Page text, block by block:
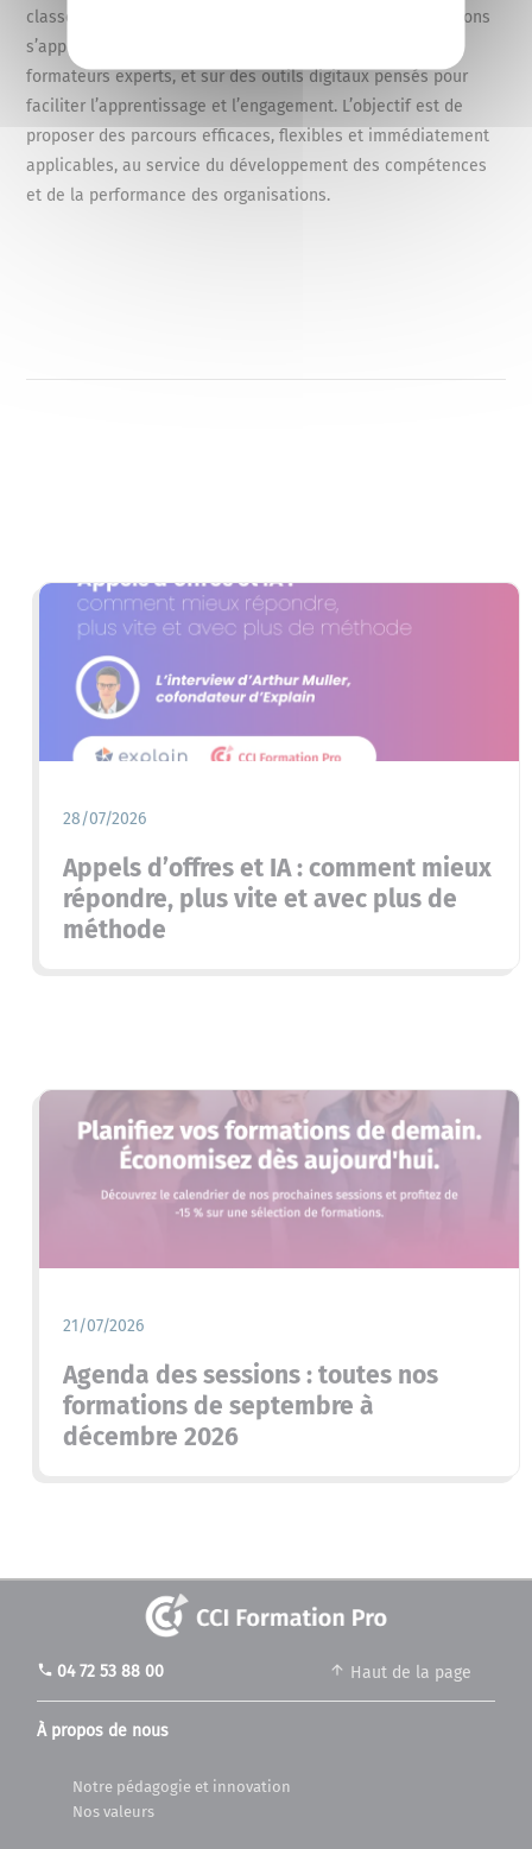
classes virtuelles et modules digitaux ciblés. Nos formations
s’appuient sur une pédagogie active, animée par des
formateurs experts, et sur des outils digitaux pensés pour
faciliter l’apprentissage et l’engagement. L’objectif est de
proposer des parcours efficaces, flexibles et immédiatement
applicables, au service du développement des compétences
et de la performance des organisations.
28/07/2026
Appels d’offres et IA : comment mieux
répondre, plus vite et avec plus de
méthode
21/07/2026
Agenda des sessions : toutes nos
formations de septembre à
décembre 2026
À propos de nous
Notre pédagogie et innovation
Nos valeurs
Haut de la page
phone 04 72 53 88 00